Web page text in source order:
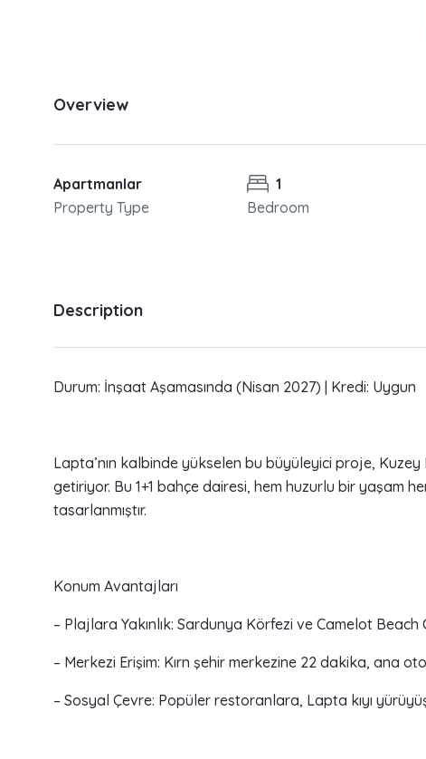
Overview
Apartmanlar
Property Type
1
Bedroom
Description
Durum: İnşaat Aşamasında (Nisan 2027) | Kredi: Uygun
Lapta’nın kalbinde yükselen bu büyüleyici proje, Kuzey
getiriyor. Bu 1+1 bahçe dairesi, hem huzurlu bir yaşam
tasarlanmıştır.
Konum Avantajları
– Plajlara Yakınlık: Sardunya Körfezi ve Camelot
– Merkezi Erişim: Kırn şehir merkezine 22 dakika, ana
– Sosyal Çevre: Popüler restoranlara, Lapta kıyı